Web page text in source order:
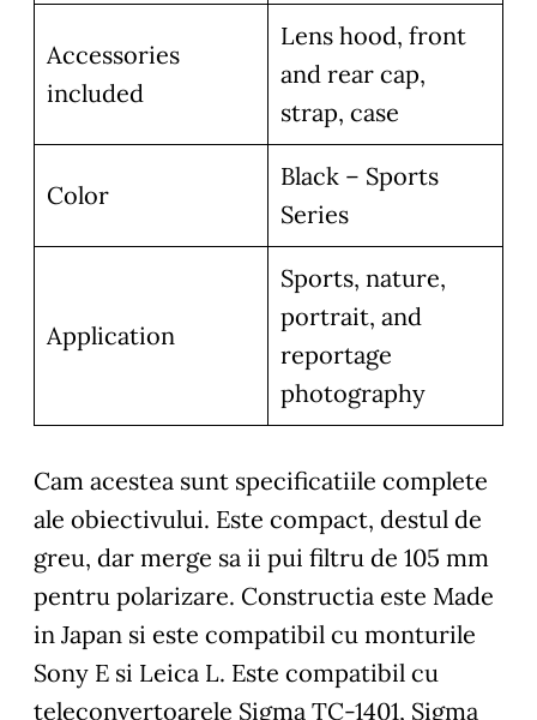
Accessories
included
Lens hood, front
and rear cap,
strap, case
Color
Black – Sports
Series
Application
Sports, nature,
portrait, and
reportage
photography
Cam acestea sunt specificatiile complete
ale obiectivului. Este compact, destul de
greu, dar merge sa ii pui filtru de 105 mm
pentru polarizare. Constructia este Made
in Japan si este compatibil cu monturile
Sony E si Leica L. Este compatibil cu
teleconvertoarele Sigma TC-1401, Sigma